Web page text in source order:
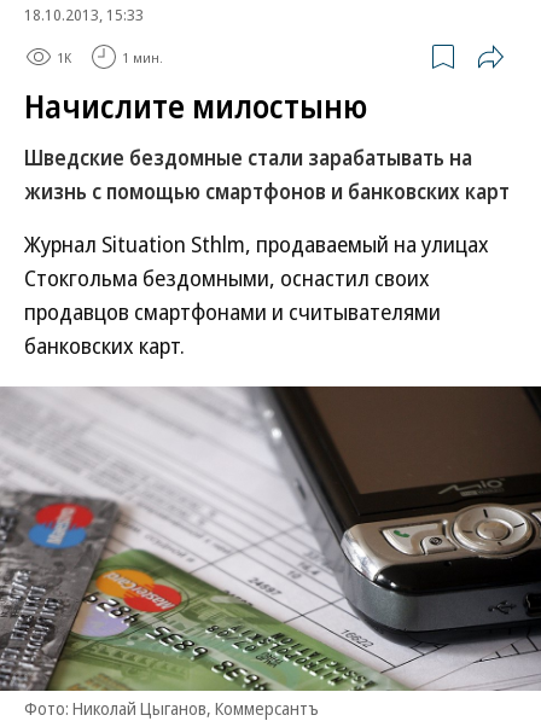
18.10.2013, 15:33
1K 1 мин.
Начислите милостыню
Шведские бездомные стали зарабатывать на
жизнь с помощью смартфонов и банковских карт
Журнал Situation Sthlm, продаваемый на улицах
Стокгольма бездомными, оснастил своих
продавцов смартфонами и считывателями
банковских карт.
Фото: Николай Цыганов, Коммерсантъ